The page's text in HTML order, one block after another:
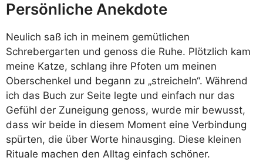
Persönliche Anekdote
Neulich saß ich in meinem gemütlichen
Schrebergarten und genoss die Ruhe. Plötzlich kam
meine Katze, schlang ihre Pfoten um meinen
Oberschenkel und begann zu „streicheln“. Während
ich das Buch zur Seite legte und einfach nur das
Gefühl der Zuneigung genoss, wurde mir bewusst,
dass wir beide in diesem Moment eine Verbindung
spürten, die über Worte hinausging. Diese kleinen
Rituale machen den Alltag einfach schöner.